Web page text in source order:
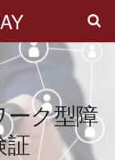
ク型障
証